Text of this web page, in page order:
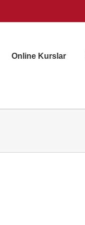
Online Kurslar